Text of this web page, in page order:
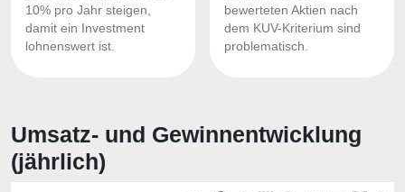
10% pro Jahr steigen,
damit ein Investment
lohnenswert ist.
bewerteten Aktien nach
dem KUV-Kriterium sind
problematisch.
Umsatz- und Gewinnentwicklung
(jährlich)